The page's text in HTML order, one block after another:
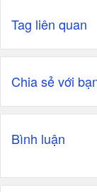
Tag liên quan
Chia sẻ với
Bình luận